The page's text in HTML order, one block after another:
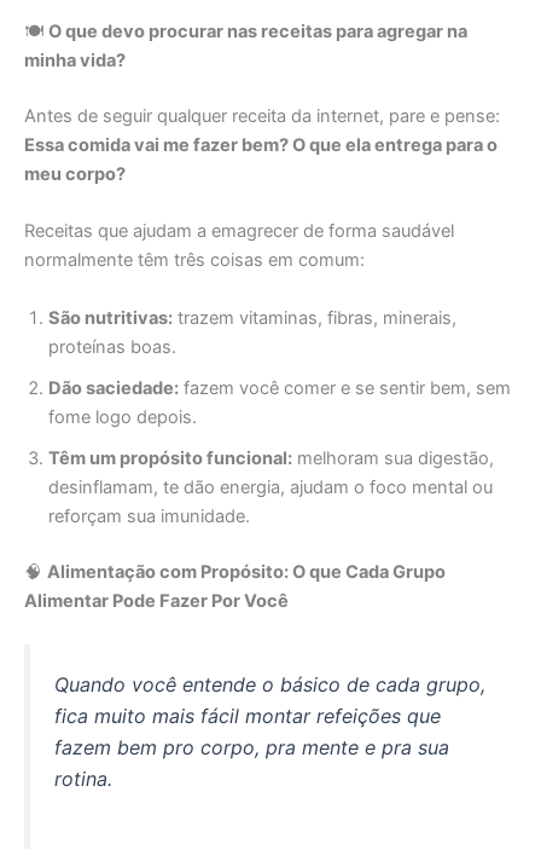
🍽️ O que devo procurar nas receitas para agregar na
minha vida?
Antes de seguir qualquer receita da internet, pare e pense:
Essa comida vai me fazer bem? O que ela entrega para o
meu corpo?
Receitas que ajudam a emagrecer de forma saudável
normalmente têm três coisas em comum:
São nutritivas: trazem vitaminas, fibras, minerais,
proteínas boas.
Dão saciedade: fazem você comer e se sentir bem, sem
fome logo depois.
Têm um propósito funcional: melhoram sua digestão,
desinflamam, te dão energia, ajudam o foco mental ou
reforçam sua imunidade.
🧠 Alimentação com Propósito: O que Cada Grupo
Alimentar Pode Fazer Por Você
Quando você entende o básico de cada grupo,
fica muito mais fácil montar refeições que
fazem bem pro corpo, pra mente e pra sua
rotina.